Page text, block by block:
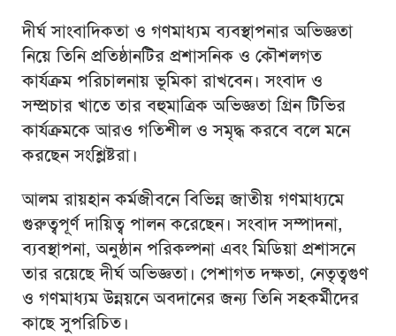
দীর্ঘ সাংবাদিকতা ও গণমাধ্যম ব্যবস্থাপনার অভিজ্ঞতা
নিয়ে তিনি প্রতিষ্ঠানটির প্রশাসনিক ও কৌশলগত
কার্যক্রম পরিচালনায় ভূমিকা রাখবেন। সংবাদ ও
সম্প্রচার খাতে তার বহুমাত্রিক অভিজ্ঞতা গ্রিন টিভির
কার্যক্রমকে আরও গতিশীল ও সমৃদ্ধ করবে বলে মনে
করছেন সংশ্লিষ্টরা।
আলম রায়হান কর্মজীবনে বিভিন্ন জাতীয় গণমাধ্যমে
গুরুত্বপূর্ণ দায়িত্ব পালন করেছেন। সংবাদ সম্পাদনা,
ব্যবস্থাপনা, অনুষ্ঠান পরিকল্পনা এবং মিডিয়া প্রশাসনে
তার রয়েছে দীর্ঘ অভিজ্ঞতা। পেশাগত দক্ষতা, নেতৃত্বগুণ
ও গণমাধ্যম উন্নয়নে অবদানের জন্য তিনি সহকর্মীদের
কাছে সুপরিচিত।